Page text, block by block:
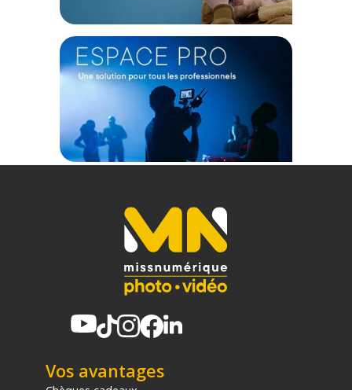
En activant le logiciel, vous aurez accès à toutes les mises à
jour mineures qui suivront jusqu'à la prochaine majeure.
Caractéristiques du logiciel de retouche Capture One
Speed Edit
Speed Edit vous permet, en maintenant certaines touches
enfoncées, de réaliser vos retouches rapidement sans avoir
à toucher la barre coulissante de l'interface.
Dites adieu au brouillard sur vos photos : Dehaze ajuste
automatiquement contraste et saturation sur vos clichés.
Importateur amélioré
L'importateur est plus rapide qu'auparavant et il optimise
l'utilisation de votre espace disque pour vous permettre
Si vous avez un doute sur la fonction d'un outil, survolez le et
une infobulle vous fournira une brève explication sur son
Apprentissage
Vos avantages